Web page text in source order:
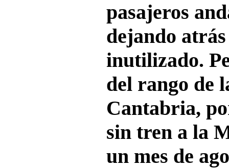
pasajeros
dejando
inutilizado.
del rango de
Cantabria,
sin tren a la
un mes de